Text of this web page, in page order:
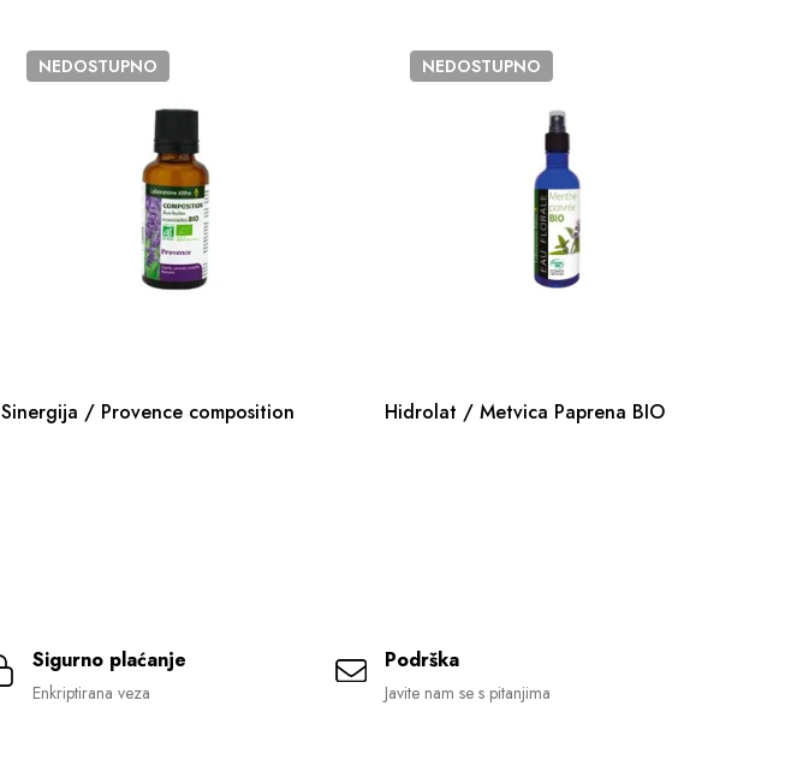
NEDOSTUPNO
Sinergija / Provence composition
NEDOSTUPNO
Hidrolat / Metvica Paprena BIO
Sigurno plaćanje
Enkriptirana veza
Podrška
Javite nam se s pitanjima